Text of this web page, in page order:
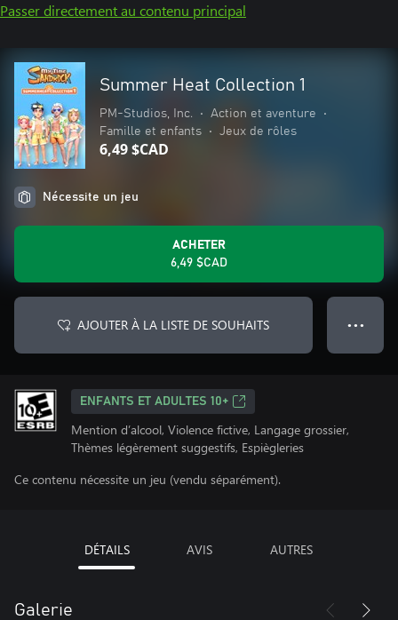
Passer directement au contenu principal
Summer Heat Collection 1
PM-Studios, Inc. • Action et aventure
•
Famille et enfants
• Jeux de rôles
6,49 $CAD
Nécessite un jeu
ACHETER
6,49 $CAD
AJOUTER À LA LISTE DE SOUHAITS ● ● ●
ENFANTS ET ADULTES 10+
Mention d’alcool, Violence fictive, Langage grossier,
Thèmes légèrement suggestifs, Espiègleries
Ce contenu nécessite un jeu (vendu séparément).
DÉTAILS AVIS AUTRES
Galerie